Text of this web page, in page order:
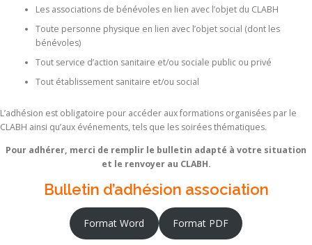
Les associations de bénévoles en lien avec l’objet du CLABH
Toute personne physique en lien avec l’objet social (dont les
bénévoles)
Tout service d’action sanitaire et/ou sociale public ou privé
Tout établissement sanitaire et/ou social
L’adhésion est obligatoire pour accéder aux formations organisées par le
CLABH ainsi qu’aux événements, tels que les soirées thématiques.
Pour adhérer, merci de remplir le bulletin adapté à votre situation
et le renvoyer au CLABH.
Bulletin d’adhésion association
Format Word Format PDF